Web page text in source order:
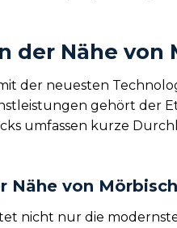
Nähe von
der neuesten
gehört der
umfassen kurze
Nähe von
nicht nur die